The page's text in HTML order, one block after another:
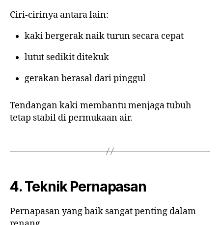
Ciri-cirinya antara lain:
kaki bergerak naik turun secara cepat
lutut sedikit ditekuk
gerakan berasal dari pinggul
Tendangan kaki membantu menjaga tubuh
tetap stabil di permukaan air.
4. Teknik Pernapasan
Pernapasan yang baik sangat penting dalam